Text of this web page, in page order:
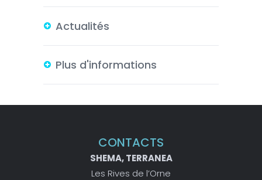
Actualités
Plus d'informations
CONTACTS
SHEMA, TERRANEA
Les Rives de l’Orne